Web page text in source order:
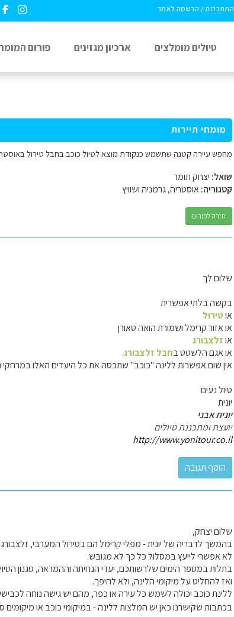
התחברות / הרשמה לאתר
טיולים מומלצים ארכיון מגזינים פורום
מומחי תיירות
מחפש עיירה קטנה שתשמש כנקודת מוצא לטיול כוכב בחבל טירול
שואל: יצחק תומר
קטגוריה:אוסטריה, גרמניה ושוויץ
חזרה לפורום
שלום לך
בקשה בלתי אפשרית
אוטירול
או אזור קרימל ושמורת הואה טאורן
אוזלצבורג
או אגם הלשטט בחבל זלצבורג.
אין שום אפשרות ללינה "כוכב" שתכסה את כל היעדים האלו במרחקי
טיול נעים
יונית
יונית אבני
יועצת ומתכננת טיולים
http://www.yonitour.co.il
שלום יצחק,
בהמשך לדבריה של יונית - מפלי קרימל הם בטירול המערבי,
לא אפשרי לייעץ במסלול כל כך לא מגובש.
בתלות במספר הימים שלרשותכם, יעדי הנחיתה וההמראה, סגנון
ואז להחליט על מיקומי הלינה, ולא להיפך.
ללינת כוכב יכולה לשמש כל עירה או כפר, מהם יש גישה נוחה לכבישים ראשיים ומרחק של 1.5 שע′
בכתבות שקישרנו כאן יש המלצות ללינה - במיקומי כוכב או מיקומים